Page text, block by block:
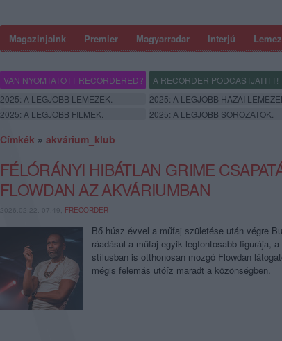
Magazinjaink Premier Magyarradar Interjú
VAN NYOMTATOTT RECORDERED? A RECORDER PODCASTJAI ITT!
2025: A LEGJOBB LEMEZEK.
2025: A LEGJOBB HAZAI
2025: A LEGJOBB FILMEK.
2025: A LEGJOBB SOROZATOK.
Címkék » akvárium_klub
FÉLÓRÁNYI HIBÁTLAN GRIME
FLOWDAN AZ AKVÁRIUMBAN
2026.02.22. 07:49, FRECORDER
Bő húsz évvel a műfaj születése után végre
ráadásul a műfaj egyik legfontosabb figurája,
stílusban is otthonosan mozgó Flowdan
mégis felemás utóíz maradt a közönségben.